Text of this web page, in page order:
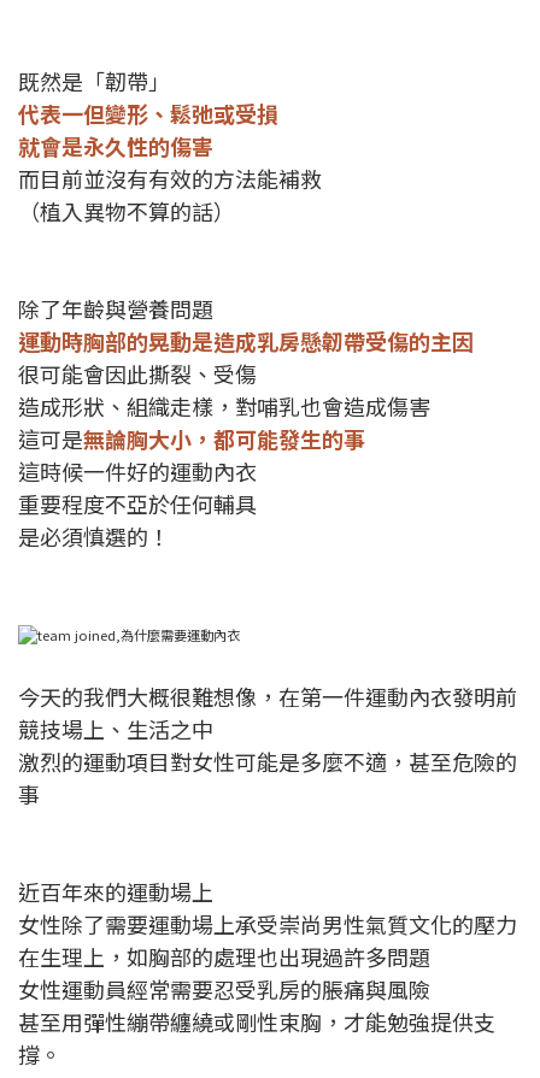
既然是「韌帶」
代表一但變形、鬆弛或受損
就會是永久性的傷害
而目前並沒有有效的方法能補救
（植入異物不算的話）
除了年齡與營養問題
運動時胸部的晃動是造成乳房懸韌帶受傷的主因
很可能會因此撕裂、受傷
造成形狀、組織走樣，對哺乳也會造成傷害
這可是無論胸大小，都可能發生的事
這時候一件好的運動內衣
重要程度不亞於任何輔具
是必須慎選的！
今天的我們大概很難想像，在第一件運動內衣發明前
競技場上、生活之中
激烈的運動項目對女性可能是多麼不適，甚至危險的
事
近百年來的運動場上
女性除了需要運動場上承受崇尚男性氣質文化的壓力
在生理上，如胸部的處理也出現過許多問題
女性運動員經常需要忍受乳房的脹痛與風險
甚至用彈性繃帶纏繞或剛性束胸，才能勉強提供支
撐。